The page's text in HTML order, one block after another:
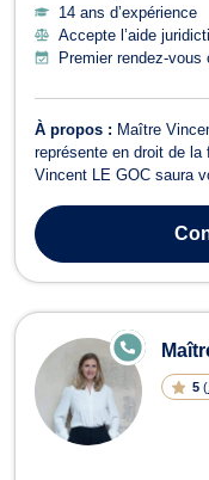
14 ans d’expérience
Accepte l’aide
Premier rendez-
À propos : Maître
représente en droit de la
Vincent LE GOC saura
intervient en matière de
accompagner da...
5 (
E
N
G
N
E